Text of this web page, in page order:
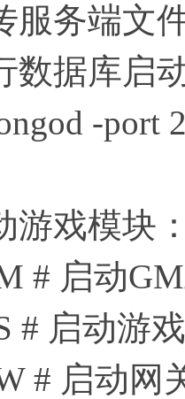
服务端文
数据库启
-port
游戏模块
# 启动
# 启动游
# 启动网